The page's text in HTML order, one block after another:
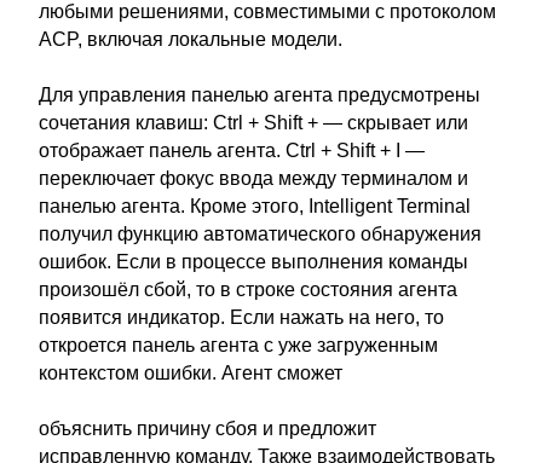
любыми решениями, совместимыми с протоколом
ACP, включая локальные модели.
Для управления панелью агента предусмотрены
сочетания клавиш: Ctrl + Shift + — скрывает или
отображает панель агента. Ctrl + Shift + I —
переключает фокус ввода между терминалом и
панелью агента. Кроме этого, Intelligent Terminal
получил функцию автоматического обнаружения
ошибок. Если в процессе выполнения команды
произошёл сбой, то в строке состояния агента
появится индикатор. Если нажать на него, то
откроется панель агента с уже загруженным
контекстом ошибки. Агент сможет
объяснить причину сбоя и предложит
исправленную команду. Также взаимодействовать